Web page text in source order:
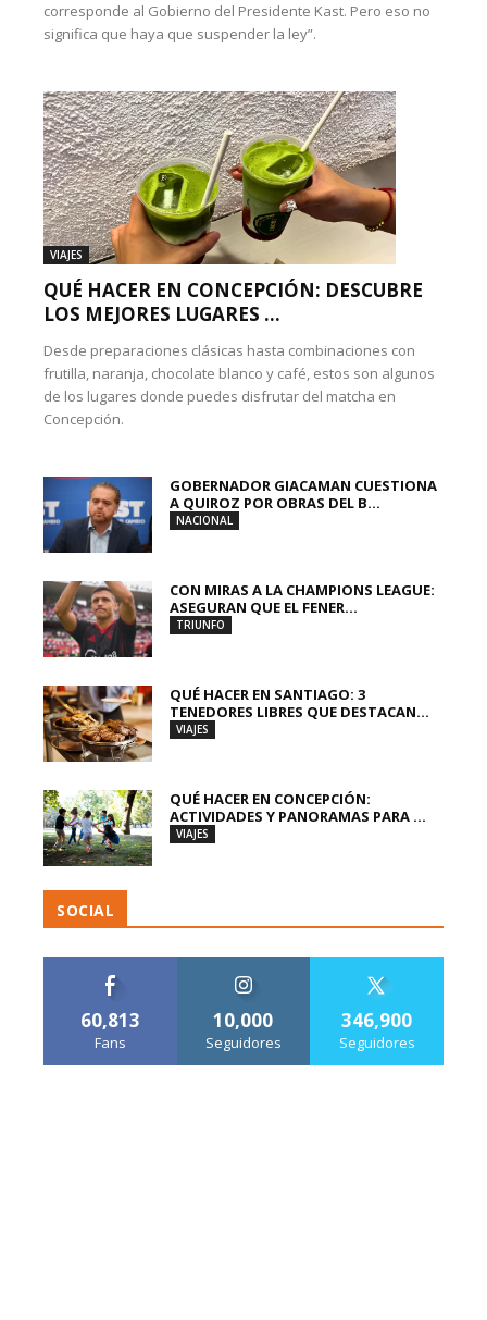
corresponde al Gobierno del Presidente Kast. Pero eso no
significa que haya que suspender la ley”.
VIAJES
QUÉ HACER EN CONCEPCIÓN: DESCUBRE
LOS MEJORES LUGARES ...
Desde preparaciones clásicas hasta combinaciones con
frutilla, naranja, chocolate blanco y café, estos son algunos
de los lugares donde puedes disfrutar del matcha en
Concepción.
GOBERNADOR GIACAMAN CUESTIONA
A QUIROZ POR OBRAS DEL B...
NACIONAL
CON MIRAS A LA CHAMPIONS LEAGUE:
ASEGURAN QUE EL FENER...
TRIUNFO
QUÉ HACER EN SANTIAGO: 3
TENEDORES LIBRES QUE DESTACAN...
VIAJES
QUÉ HACER EN CONCEPCIÓN:
ACTIVIDADES Y PANORAMAS PARA ...
VIAJES
SOCIAL
60,813
Fans
10,000
Seguidores
346,900
Seguidores